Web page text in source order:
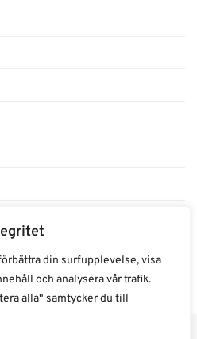
din surfupplevelse, visa
och analysera vår trafik.
alla" samtycker du till